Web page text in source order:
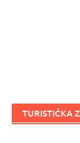
TURISTIČKA